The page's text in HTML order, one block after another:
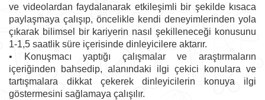
ve videolardan faydalanarak etkileşimli bir şekilde kısaca
paylaşmaya çalışıp, öncelikle kendi deneyimlerinden yola
çıkarak bilimsel bir kariyerin nasıl şekilleneceği konusunu
1-1,5 saatlik süre içerisinde dinleyicilere aktarır.
• Konuşmacı yaptığı çalışmalar ve araştırmaların
içeriğinden bahsedip, alanındaki ilgi çekici konulara ve
tartışmalara dikkat çekerek dinleyicilerin konuya ilgi
göstermesini sağlamaya çalışılır.